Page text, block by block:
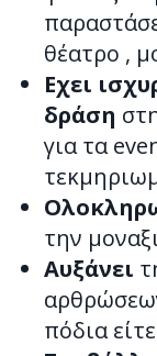
θέατρο ,
Εχει
δράση
για τα
την
Αυξάνει
πόδια